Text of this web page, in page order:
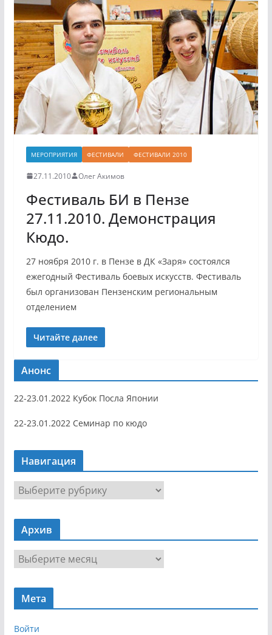
МЕРОПРИЯТИЯ ФЕСТИВАЛИ ФЕСТИВАЛИ 2010
27.11.2010 Олег Акимов
Фестиваль БИ в Пензе
27.11.2010. Демонстрация
Кюдо.
27 ноября 2010 г. в Пензе в ДК «Заря» состоялся
ежегодный Фестиваль боевых искусств. Фестиваль
был организован Пензенским региональным
отделением
Читайте далее
Анонс
22-23.01.2022 Кубок Посла Японии
22-23.01.2022 Семинар по кюдо
Навигация
Н
а
в
г
я
Архив
р
х
Мета
Войти